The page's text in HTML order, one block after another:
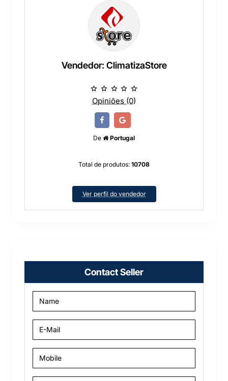
Vendedor: ClimatizaStore
Opiniões (0)
De Portugal
Total de produtos: 10708
Ver perfil do vendedor
Contact Seller